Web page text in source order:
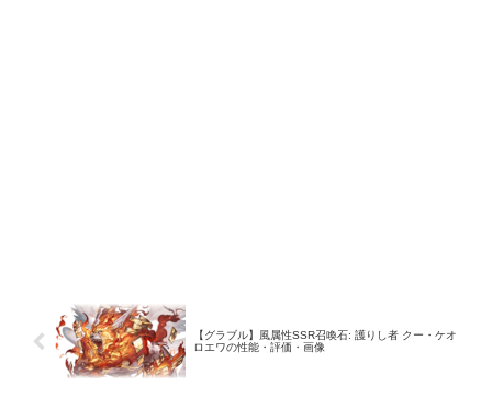
【グラブル】風属性SSR召喚石: 護りし者 クー・ケオ
ロエワの性能・評価・画像